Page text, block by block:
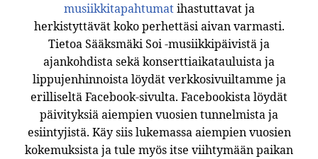
musiikkitapahtumatihastuttavat ja
herkistyttävät koko perhettäsi aivan varmasti.
Tietoa Sääksmäki Soi -musiikkipäivistä ja
ajankohdista sekä konserttiaikatauluista ja
lippujenhinnoista löydät verkkosivuiltamme ja
erilliseltä Facebook-sivulta. Facebookista löydät
päivityksiä aiempien vuosien tunnelmista ja
esiintyjistä. Käy siis lukemassa aiempien vuosien
kokemuksista ja tule myös itse viihtymään paikan